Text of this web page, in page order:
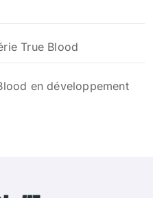
True Blood
en développement